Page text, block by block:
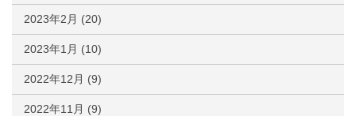
2023年2月 (20)
2023年1月 (10)
2022年12月 (9)
2022年11月 (9)